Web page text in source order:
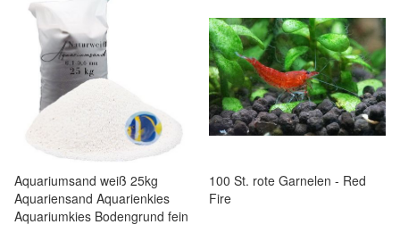
Aquariumsand weiß 25kg
Aquariensand Aquarienkies
Aquariumkies Bodengrund fein
100 St. rote Garnelen - Red
Fire